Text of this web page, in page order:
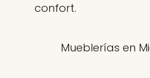
confort.
Mueblerías en